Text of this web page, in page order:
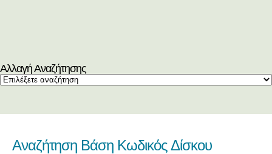
Αλλαγή Αναζήτησης
Αναζήτηση Βάση Κωδικός Δίσκου